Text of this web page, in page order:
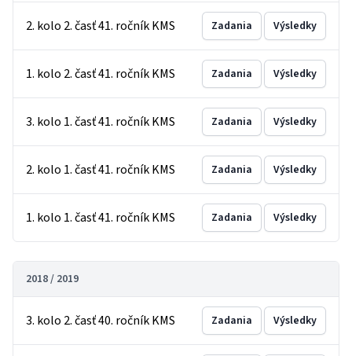
2. kolo 2. časť 41. ročník KMS Zadania Výsledky
1. kolo 2. časť 41. ročník KMS Zadania Výsledky
3. kolo 1. časť 41. ročník KMS Zadania Výsledky
2. kolo 1. časť 41. ročník KMS Zadania Výsledky
1. kolo 1. časť 41. ročník KMS Zadania Výsledky
2018 / 2019
3. kolo 2. časť 40. ročník KMS Zadania Výsledky